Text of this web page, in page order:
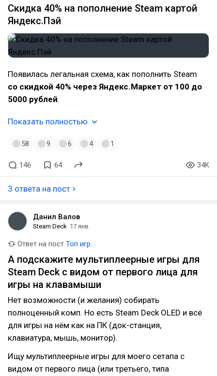
Скидка 40% на пополнение Steam картой
Яндекс.Пэй
Появилась легальная схема, как пополнить Steam
со скидкой 40% через Яндекс.Маркет от 100 до
5000 рублей.
Показать полностью
58 9 6 4 1
146 64 34K
3 ответа на пост
Данил Валов
Steam Deck 17 янв
Ответ на пост Топ игр.
А подскажите мультиплеерные игры для
Steam Deck с видом от первого лица для
игры на клавамыши
Нет возможности (и желания) собирать
полноценный комп. Но есть Steam Deck OLED и всё
для игры на нём как на ПК (док-станция,
клавиатура, мышь, монитор).
Ищу мультиплеерные игры для моего сетапа с
видом от первого лица (или третьего, типа